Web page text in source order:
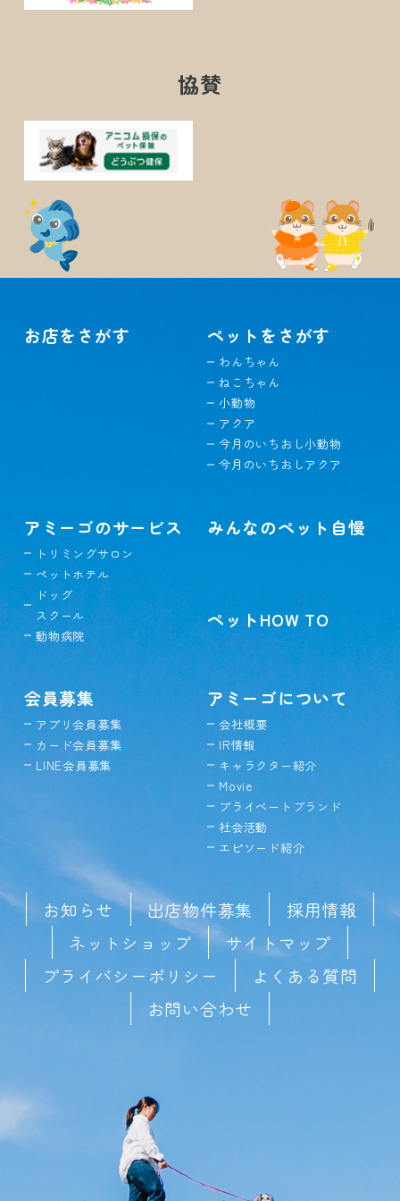
協賛
お店をさがす ペットをさがす
わんちゃん
ねこちゃん
小動物
アクア
今月のいちおし小動物
今月のいちおしアクア
アミーゴのサービス
トリミングサロン
ペットホテル
ドッグ
スクール
動物病院
みんなのペット自慢
ペットHOW TO
会員募集
アプリ会員募集
カード会員募集
LINE会員募集
アミーゴについて
会社概要
IR情報
キャラクター紹介
Movie
プライベートブランド
社会活動
エピソード紹介
お知らせ 出店物件募集
採用情報
ネットショップ
サイトマップ
プライバシーポリシー
よくある質問
お問い合わせ